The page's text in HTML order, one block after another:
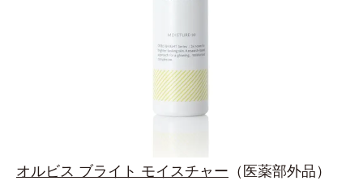
オルビス ブライト モイスチャー （医薬部外品）